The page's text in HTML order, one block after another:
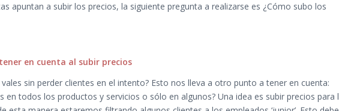
apuntan a subir los precios, la siguiente pregunta a realizarse es ¿Cómo subo los
en cuenta al subir precios
sin perder clientes en el intento? Esto nos lleva a otro punto a tener en cuenta:
en todos los productos y servicios o sólo en algunos? Una idea es subir precios para